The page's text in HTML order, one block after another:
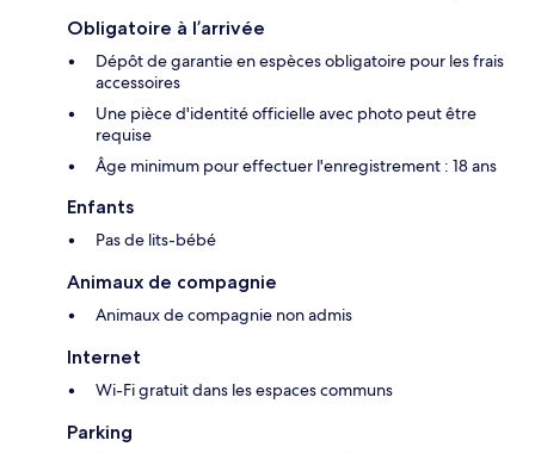
Obligatoire à l’arrivée
Dépôt de garantie en espèces obligatoire pour les frais
accessoires
Une pièce d'identité officielle avec photo peut être
requise
Âge minimum pour effectuer l'enregistrement : 18 ans
Enfants
Pas de lits-bébé
Animaux de compagnie
Animaux de compagnie non admis
Internet
Wi-Fi gratuit dans les espaces communs
Parking